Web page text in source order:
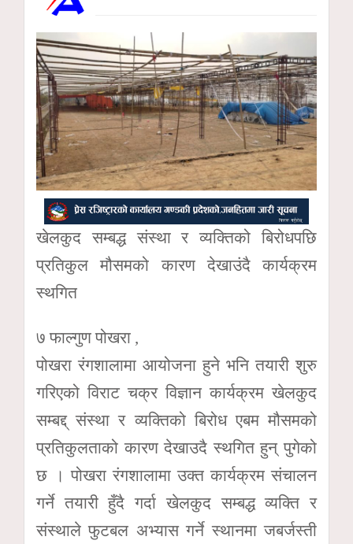
खेलकुद सम्बद्ध संस्था र व्यक्तिको बिरोधपछि
प्रतिकुल मौसमको कारण देखाउंदै कार्यक्रम
स्थगित
७ फाल्गुण पोखरा ,
पोखरा रंगशालामा आयोजना हुने भनि तयारी शुरु
गरिएको विराट चक्र विज्ञान कार्यक्रम खेलकुद
सम्बद्द् संस्था र व्यक्तिको बिरोध एबम मौसमको
प्रतिकुलताको कारण देखाउदै स्थगित हुन् पुगेको
छ । पोखरा रंगशालामा उक्त कार्यक्रम संचालन
गर्ने तयारी हुँदै गर्दा खेलकुद सम्बद्ध व्यक्ति र
संस्थाले फुटबल अभ्यास गर्ने स्थानमा जबर्जस्ती